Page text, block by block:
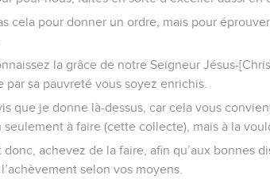
cela pour donner un ordre, mais pour
la grâce de notre Seigneur Jésus-
par sa pauvreté vous soyez enrichis.
que je donne là-dessus, car cela vous
seulement à faire (cette collecte), mais à la
donc, achevez de la faire, afin qu’aux bonnes
selon vos moyens.